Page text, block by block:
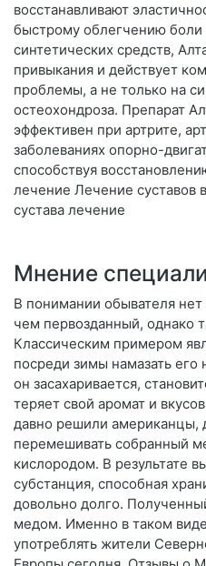
восстанавливают
быстрому облегчению боли
синтетических средств,
привыкания и действует
проблемы, а не только на
остеохондроза. Препарат
эффективен при артрите,
заболеваниях опорно-
способствуя
лечение Лечение суставов
сустава лечение
Мнение
В понимании обывателя нет
чем первозданный, однако
Классическим примером
посреди зимы намазать его
он засахаривается,
теряет свой аромат и
давно решили американцы,
перемешивать собранный
кислородом. В результате
субстанция, способная
довольно долго.
медом. Именно в таком
употреблять жители